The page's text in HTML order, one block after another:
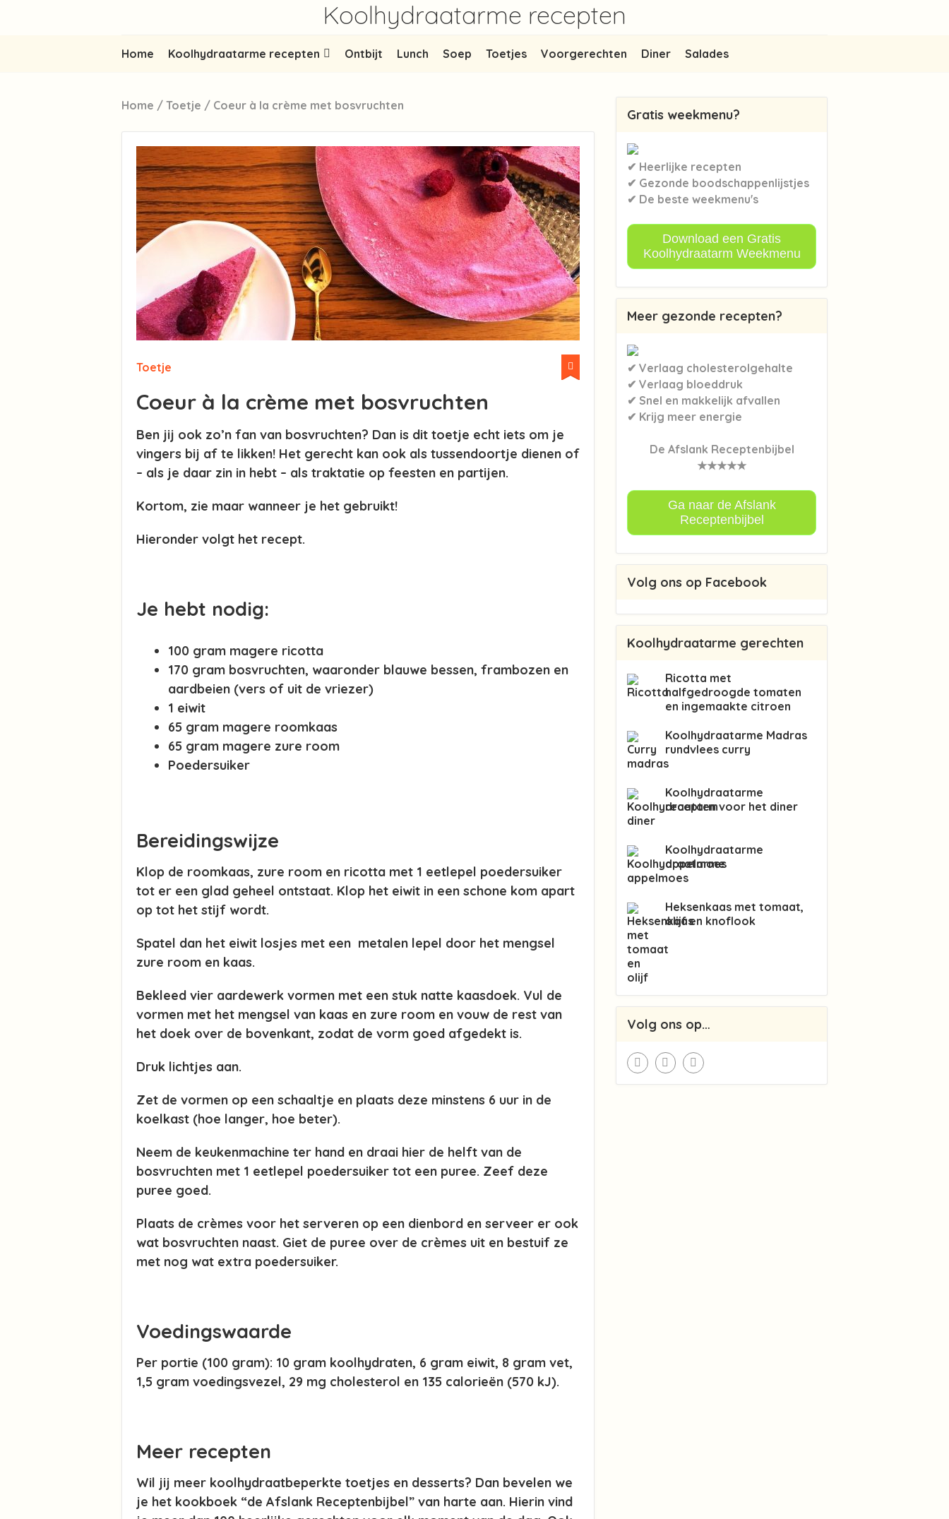
Koolhydraatarme recepten
Home Koolhydraatarme recepten Ontbijt Lunch Soep Toetjes Voorgerechten Diner Salades
Home / Toetje / Coeur à la crème met bosvruchten
Toetje
Coeur à la crème met bosvruchten
Ben jij ook zo’n fan van bosvruchten? Dan is dit toetje echt iets om je
vingers bij af te likken! Het gerecht kan ook als tussendoortje dienen of
– als je daar zin in hebt – als traktatie op feesten en partijen.
Kortom, zie maar wanneer je het gebruikt!
Hieronder volgt het recept.
Je hebt nodig:
100 gram magere ricotta
170 gram bosvruchten, waaronder blauwe bessen, frambozen en
aardbeien (vers of uit de vriezer)
1 eiwit
65 gram magere roomkaas
65 gram magere zure room
Poedersuiker
Bereidingswijze
Klop de roomkaas, zure room en ricotta met 1 eetlepel poedersuiker
tot er een glad geheel ontstaat. Klop het eiwit in een schone kom apart
op tot het stijf wordt.
Spatel dan het eiwit losjes met een metalen lepel door het mengsel
zure room en kaas.
Bekleed vier aardewerk vormen met een stuk natte kaasdoek. Vul de
vormen met het mengsel van kaas en zure room en vouw de rest van
het doek over de bovenkant, zodat de vorm goed afgedekt is.
Druk lichtjes aan.
Zet de vormen op een schaaltje en plaats deze minstens 6 uur in de
koelkast (hoe langer, hoe beter).
Neem de keukenmachine ter hand en draai hier de helft van de
bosvruchten met 1 eetlepel poedersuiker tot een puree. Zeef deze
puree goed.
Plaats de crèmes voor het serveren op een dienbord en serveer er ook
wat bosvruchten naast. Giet de puree over de crèmes uit en bestuif ze
met nog wat extra poedersuiker.
Voedingswaarde
Per portie (100 gram): 10 gram koolhydraten, 6 gram eiwit, 8 gram vet,
1,5 gram voedingsvezel, 29 mg cholesterol en 135 calorieën (570 kJ).
Meer recepten
Wil jij meer koolhydraatbeperkte toetjes en desserts? Dan bevelen we
je het kookboek “de Afslank Receptenbijbel” van harte aan. Hierin vind
Gratis weekmenu?
✔ Heerlijke recepten
✔ Gezonde boodschappenlijstjes
✔ De beste weekmenu's
Download een Gratis
Koolhydraatarm Weekmenu
Meer gezonde recepten?
✔ Verlaag cholesterolgehalte
✔ Verlaag bloeddruk
✔ Snel en makkelijk afvallen
✔ Krijg meer energie
De Afslank Receptenbijbel
★★★★★
Ga naar de Afslank
Receptenbijbel
Volg ons op Facebook
Koolhydraatarme gerechten
Ricotta met
halfgedroogde tomaten
en ingemaakte citroen
Koolhydraatarme Madras
rundvlees curry
Koolhydraatarme
recepten voor het diner
Koolhydraatarme
appelmoes
Heksenkaas met tomaat,
olijf en knoflook
Volg ons op…